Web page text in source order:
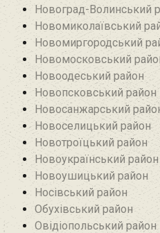
Новоград-Волинський
Новомиколаївський
Новомиргородський
Новомосковський
Новоодеський район‎
Новопсковський район‎
Новосанжарський
Новоселицький район
Новотроїцький район
Новоукраїнський район
Новоушицький район
Носівський район
Обухівський район
Овідіопольський район‎